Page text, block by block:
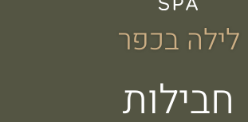
לילה בכפר
חבילות